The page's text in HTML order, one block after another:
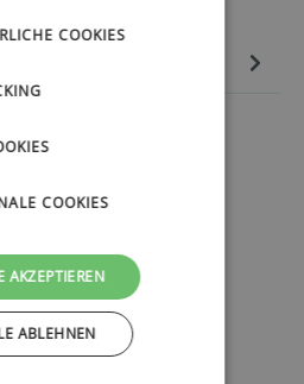
COOKIES
COOKIES
AKZEPTIEREN
ABLEHNEN